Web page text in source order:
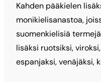
Kahden pääkielen
monikielisanastoa,
suomenkielisiä
lisäksi ruotsiksi,
espanjaksi, venäjäksi,